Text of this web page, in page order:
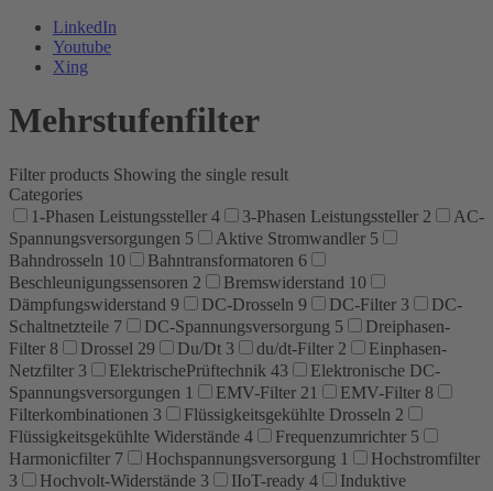
LinkedIn
Youtube
Xing
Mehrstufenfilter
Filter products Showing the single result
Categories
1-Phasen Leistungssteller 4 3-Phasen Leistungssteller 2
AC-
Spannungsversorgungen 5 Aktive Stromwandler 5
Bahndrosseln 10 Bahntransformatoren 6
Beschleunigungssensoren 2 Bremswiderstand 10
Dämpfungswiderstand 9 DC-Drosseln 9 DC-Filter 3
DC-
Schaltnetzteile 7 DC-Spannungsversorgung 5
Dreiphasen-
Filter 8 Drossel 29 Du/Dt 3 du/dt-Filter 2
Einphasen-
Netzfilter 3 ElektrischePrüftechnik 43
Elektronische DC-
Spannungsversorgungen 1 EMV-Filter 21 EMV-Filter 8
Filterkombinationen 3 Flüssigkeitsgekühlte Drosseln 2
Flüssigkeitsgekühlte Widerstände 4 Frequenzumrichter 5
Harmonicfilter 7 Hochspannungsversorgung 1
Hochstromfilter
3
Hochvolt-Widerstände 3 IIoT-ready 4
Induktive